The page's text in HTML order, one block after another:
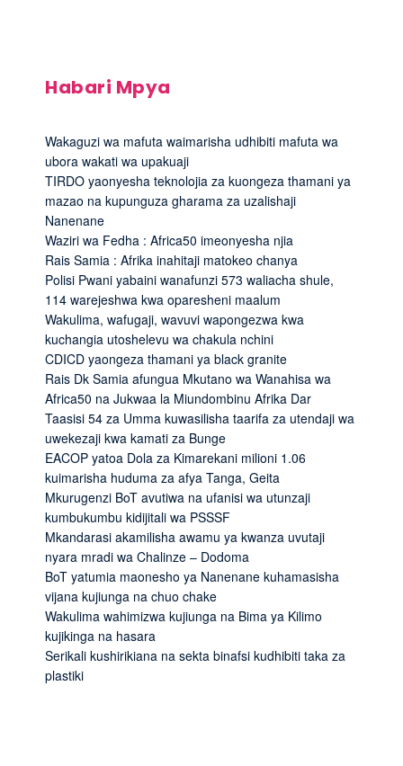
Habari Mpya
Wakaguzi wa mafuta waimarisha udhibiti mafuta wa
ubora wakati wa upakuaji
TIRDO yaonyesha teknolojia za kuongeza thamani ya
mazao na kupunguza gharama za uzalishaji
Nanenane
Waziri wa Fedha : Africa50 imeonyesha njia
Rais Samia : Afrika inahitaji matokeo chanya
Polisi Pwani yabaini wanafunzi 573 waliacha shule,
114 warejeshwa kwa oparesheni maalum
Wakulima, wafugaji, wavuvi wapongezwa kwa
kuchangia utoshelevu wa chakula nchini
CDICD yaongeza thamani ya black granite
Rais Dk Samia afungua Mkutano wa Wanahisa wa
Africa50 na Jukwaa la Miundombinu Afrika Dar
Taasisi 54 za Umma kuwasilisha taarifa za utendaji wa
uwekezaji kwa kamati za Bunge
EACOP yatoa Dola za Kimarekani milioni 1.06
kuimarisha huduma za afya Tanga, Geita
Mkurugenzi BoT avutiwa na ufanisi wa utunzaji
kumbukumbu kidijitali wa PSSSF
Mkandarasi akamilisha awamu ya kwanza uvutaji
nyara mradi wa Chalinze – Dodoma
BoT yatumia maonesho ya Nanenane kuhamasisha
vijana kujiunga na chuo chake
Wakulima wahimizwa kujiunga na Bima ya Kilimo
kujikinga na hasara
Serikali kushirikiana na sekta binafsi kudhibiti taka za
plastiki